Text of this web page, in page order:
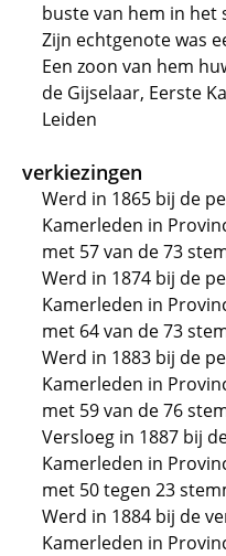
buste van hem in het
Zijn echtgenote was
Een zoon van hem
de Gijselaar, Eerste
Leiden
verkiezingen
Werd in 1865 bij de
Kamerleden in
met 57 van de 73
Werd in 1874 bij de
Kamerleden in
met 64 van de 73
Werd in 1883 bij de
Kamerleden in
met 59 van de 76
Versloeg in 1887 bij
Kamerleden in
met 50 tegen 23
Werd in 1884 bij de
Kamerleden in